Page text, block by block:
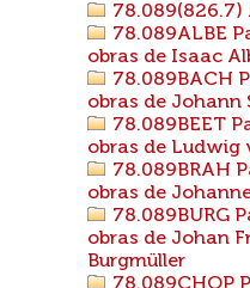
78.089(826.7)
78.089ALBE
obras de Isaac
78.089BACH
obras de Johann
78.089BEET
obras de Ludwig
78.089BRAH
obras de
78.089BURG
obras de Johan
Burgmüller